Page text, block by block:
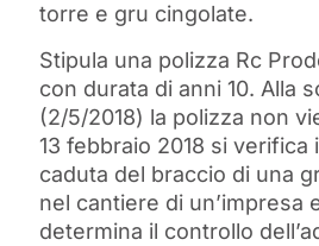
torre e gru cingolate.
Stipula una polizza Rc
con durata di anni 10. Alla
(2/5/2018) la polizza non
13 febbraio 2018 si verifica
caduta del braccio di una
nel cantiere di un’impresa
determina il controllo